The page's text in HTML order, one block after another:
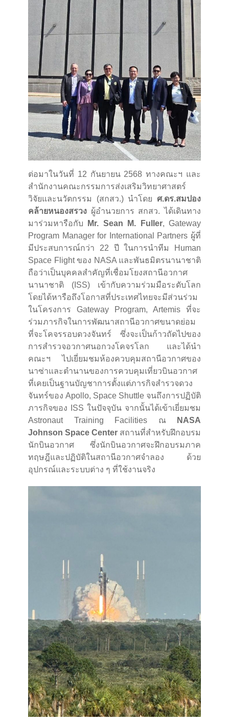
ต่อมาในวันที่ 12 กันยายน 2568 ทางคณะฯ และ
สำนักงานคณะกรรมการส่งเสริมวิทยาศาสตร์
วิจัยและนวัตกรรม (สกสว.) นำโดย ศ.ดร.สมปอง
คล้ายหนองสรวง ผู้อำนวยการ สกสว. ได้เดินทาง
มาร่วมหารือกับ
Mr. Sean M. Fuller, Gateway
Program Manager for International Partners ผู้ที่
มีประสบการณ์กว่า 22 ปี ในการนำทีม Human
Space Flight ของ NASA และพันธมิตรนานาชาติ
ถือว่าเป็นบุคคลสำคัญที่เชื่อมโยงสถานีอวกาศ
นานาชาติ (ISS) เข้ากับความร่วมมือระดับโลก
โดยได้หารือถึงโอกาสที่ประเทศไทยจะมีส่วนร่วม
ในโครงการ Gateway Program, Artemis ที่จะ
ร่วมภารกิจในการพัฒนาสถานีอวกาศขนาดย่อม
ที่จะโคจรรอบดวงจันทร์ ซึ่งจะเป็นก้าวถัดไปของ
การสำรวจอวกาศนอกวงโคจรโลก และได้นำ
คณะฯ ไปเยี่ยมชมห้องควบคุมสถานีอวกาศของ
นาซ่าและตำนานของการควบคุมเที่ยวบินอวกาศ
ที่เคยเป็นฐานบัญชาการตั้งแต่ภารกิจสำรวจดวง
จันทร์ของ Apollo, Space Shuttle จนถึงการปฏิบัติ
ภารกิจของ ISS ในปัจจุบัน จากนั้นได้เข้าเยี่ยมชม
Astronaut Training Facilities ณ
NASA
Johnson Space Center สถานที่สำหรับฝึกอบรม
นักบินอวกาศ ซึ่งนักบินอวกาศจะฝึกอบรมภาค
ทฤษฎีและปฏิบัติในสถานีอวกาศจำลอง ด้วย
อุปกรณ์และระบบต่าง ๆ ที่ใช้งานจริง